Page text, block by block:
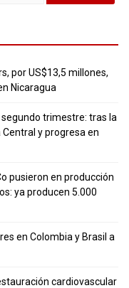
por US$13,5 millones,
Nicaragua
trimestre: tras la
y progresa en
pusieron en producción
ya producen 5.000
en Colombia y Brasil a
cardiovascular